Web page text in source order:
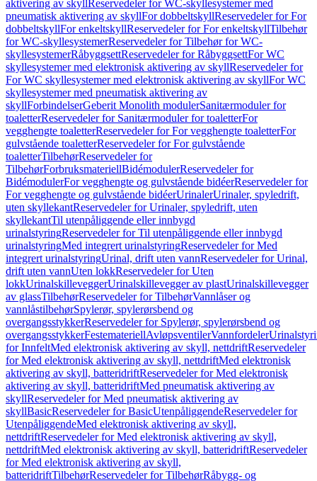
aktivering av skyllReservedeler for WC-skyllesystemer med
pneumatisk aktivering av skyllFor dobbeltskyllReservedeler for For
dobbeltskyllFor enkeltskyllReservedeler for For enkeltskyllTilbehør
for WC-skyllesystemerReservedeler for Tilbehør for WC-
skyllesystemerRåbyggsettReservedeler for RåbyggsettFor WC
skyllesystemer med elektronisk aktivering av skyllReservedeler for
For WC skyllesystemer med elektronisk aktivering av skyllFor WC
skyllesystemer med pneumatisk aktivering av
skyllForbindelserGeberit Monolith modulerSanitærmoduler for
toaletterReservedeler for Sanitærmoduler for toaletterFor
vegghengte toaletterReservedeler for For vegghengte toaletterFor
gulvstående toaletterReservedeler for For gulvstående
toaletterTilbehørReservedeler for
TilbehørForbruksmateriellBidémodulerReservedeler for
BidémodulerFor vegghengte og gulvstående bidéerReservedeler for
For vegghengte og gulvstående bidéerUrinalerUrinaler, spyledrift,
uten skyllekantReservedeler for Urinaler, spyledrift, uten
skyllekantTil utenpåliggende eller innbygd
urinalstyringReservedeler for Til utenpåliggende eller innbygd
urinalstyringMed integrert urinalstyringReservedeler for Med
integrert urinalstyringUrinal, drift uten vannReservedeler for Urinal,
drift uten vannUten lokkReservedeler for Uten
lokkUrinalskilleveggerUrinalskillevegger av plastUrinalskillevegger
av glassTilbehørReservedeler for TilbehørVannlåser og
vannlåstilbehørSpylerør, spylerørsbend og
overgangsstykkerReservedeler for Spylerør, spylerørsbend og
overgangsstykkerFestemateriellAvløpsventilerVannfordeler
for InnfeltMed elektronisk aktivering av skyll, nettdriftReservedeler
for Med elektronisk aktivering av skyll, nettdriftMed elektronisk
aktivering av skyll, batteridriftReservedeler for Med elektronisk
aktivering av skyll, batteridriftMed pneumatisk aktivering av
skyllReservedeler for Med pneumatisk aktivering av
skyllBasicReservedeler for BasicUtenpåliggendeReservedeler for
UtenpåliggendeMed elektronisk aktivering av skyll,
nettdriftReservedeler for Med elektronisk aktivering av skyll,
nettdriftMed elektronisk aktivering av skyll, batteridriftReservedeler
for Med elektronisk aktivering av skyll,
batteridriftTilbehørReservedeler for TilbehørRåbygg- og